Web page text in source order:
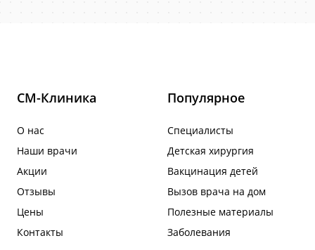
СМ-Клиника
О нас
Наши врачи
Акции
Отзывы
Цены
Контакты
Популярное
Специалисты
Детская хирургия
Вакцинация детей
Вызов врача на дом
Полезные материалы
Заболевания